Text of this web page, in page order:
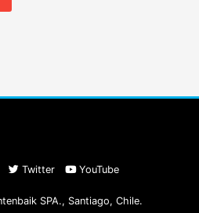
Twitter YouTube
SPA., Santiago, Chile.